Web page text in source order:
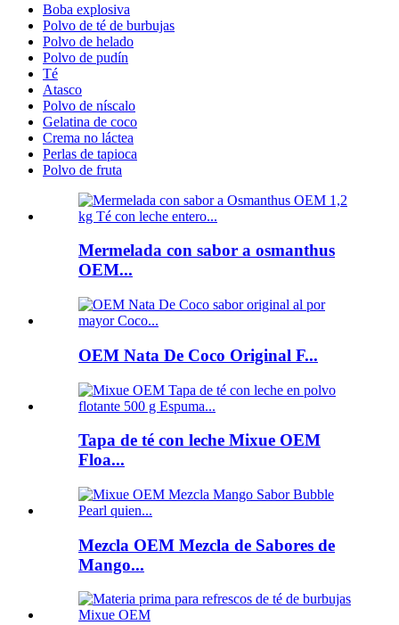
Boba explosiva
Polvo de té de burbujas
Polvo de helado
Polvo de pudín
Té
Atasco
Polvo de níscalo
Gelatina de coco
Crema no láctea
Perlas de tapioca
Polvo de fruta
Mermelada con sabor a osmanthus
OEM...
OEM Nata De Coco Original F...
Tapa de té con leche Mixue OEM
Floa...
Mezcla OEM Mezcla de Sabores de
Mango...